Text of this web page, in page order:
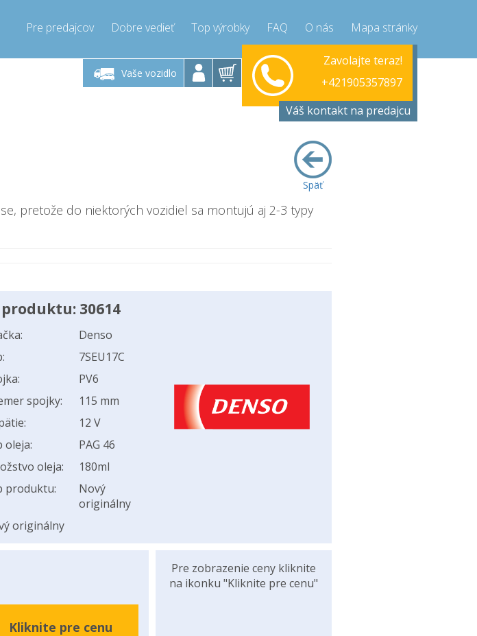
Pre predajcov Dobre vedieť Top výrobky FAQ O nás Mapa stránky
Vaše vozidlo
Zavolajte teraz!
+421905357897
Pondelok-Piatok 9-17h
+421905357897
info@compressor-express.sk
Zavolajte teraz!
+421905357897
Váš kontakt na predajcu
Späť
pretože do niektorých vozidiel sa montujú aj 2-3 typy
produktu: 30614
Denso
7SEU17C
PV6
spojky:
115 mm
12 V
oleja:
PAG 46
oleja:
180ml
produktu:
Nový
originálny
originálny
Kliknite pre cenu
Pre zobrazenie ceny kliknite
na ikonku "Kliknite pre cenu"